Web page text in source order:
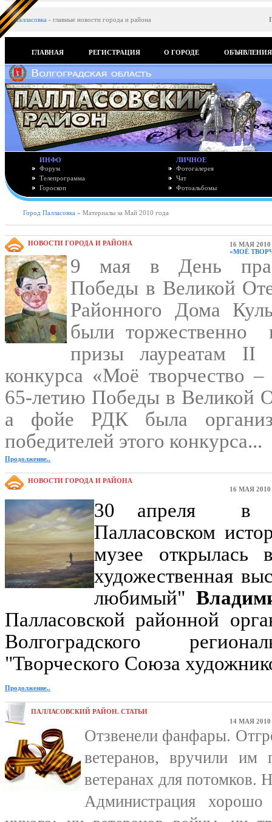
Палласовка - главные новости города и района
ГЛАВНАЯ РЕГИСТРАЦИЯ О ГОРОДЕ ОБЪЯВЛЕНИЯ
ИНФО
Форум
Телепрограмма
Гороскоп
ЛИЧНОЕ
Фотогалерея
Чат
Фотоальбомы
Город Палласовка » Материалы за Май 2010 года
НОВОСТИ ГОРОДА И РАЙОНА
16 МАЯ
«МОЁ
9 мая в День
Победы в Великой
Районного Дома
были торжественно
призы лауреатам II
конкурса «Моё творчество –
65-летию Победы в Великой
а фойе РДК была
победителей этого конкурса...
Продолжение..
НОВОСТИ ГОРОДА И РАЙОНА
16 МАЯ
30 апреля в
Палласовском
музее открылась
художественная
любимый"
Палласовской районной
Волгоградского
"Творческого Союза
Продолжение..
ПАЛЛАСОВСКИЙ РАЙОН. СТАТЬИ
14 МАЯ
Отзвенели фанфары.
ветеранов, вручили им
ветеранах для потомков.
Администрация